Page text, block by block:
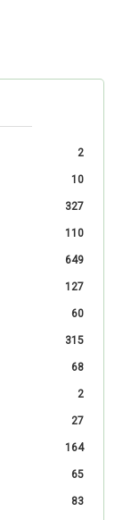
2
10
327
110
649
127
60
315
68
2
27
164
65
83